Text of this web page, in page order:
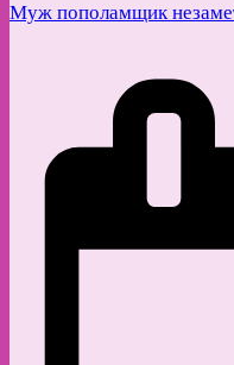
Муж пополамщик